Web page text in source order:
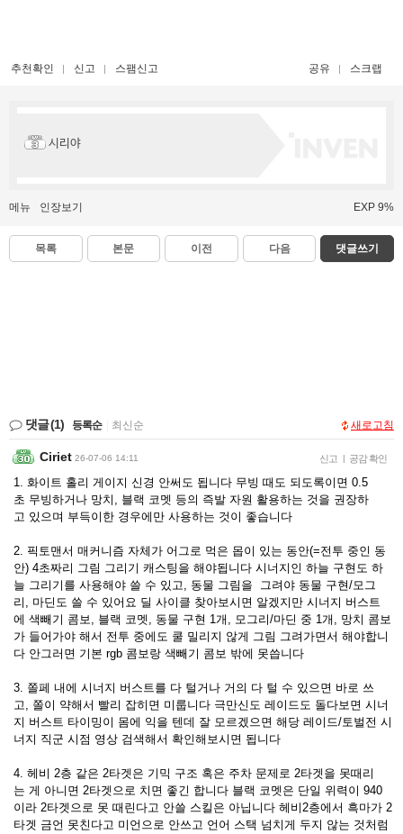
추천확인 신고 스팸신고 공유 스크랩
시리야
메뉴 인장보기 EXP 9%
목록 본문 이전 다음 댓글쓰기
댓글(1) 등록순 최신순 새로고침
Ciriet 26-07-06 14:11 신고 | 공감 확인
1. 화이트 홀리 게이지 신경 안써도 됩니다 무빙 때도 되도록이면 0.5
초 무빙하거나 망치, 블랙 코멧 등의 즉발 자원 활용하는 것을 권장하
고 있으며 부득이한 경우에만 사용하는 것이 좋습니다
2. 픽토맨서 매커니즘 자체가 어그로 먹은 몹이 있는 동안(=전투 중인 동
안) 4초짜리 그림 그리기 캐스팅을 해야됩니다 시너지인 하늘 구현도 하
늘 그리기를 사용해야 쓸 수 있고, 동물 그림을 그려야 동물 구현/모그
리, 마딘도 쓸 수 있어요 딜 사이클 찾아보시면 알겠지만 시너지 버스트
에 색빼기 콤보, 블랙 코멧, 동물 구현 1개, 모그리/마딘 중 1개, 망치 콤보
가 들어가야 해서 전투 중에도 쿨 밀리지 않게 그림 그려가면서 해야합니
다 안그러면 기본 rgb 콤보랑 색빼기 콤보 밖에 못씁니다
3. 쫄페 내에 시너지 버스트를 다 털거나 거의 다 털 수 있으면 바로 쓰
고, 쫄이 약해서 빨리 잡히면 미룹니다 극만신도 레이드도 돌다보면 시너
지 버스트 타이밍이 몸에 익을 텐데 잘 모르겠으면 해당 레이드/토벌전 시
너지 직군 시점 영상 검색해서 확인해보시면 됩니다
4. 헤비 2층 같은 2타겟은 기믹 구조 혹은 주차 문제로 2타겟을 못때리
는 게 아니면 2타겟으로 치면 좋긴 합니다 블랙 코멧은 단일 위력이 940
이라 2타겟으로 못 때린다고 안쓸 스킬은 아닙니다 헤비2층에서 흑마가 2
타겟 금언 못친다고 미언으로 안쓰고 언어 스택 넘치게 두지 않는 것처럼